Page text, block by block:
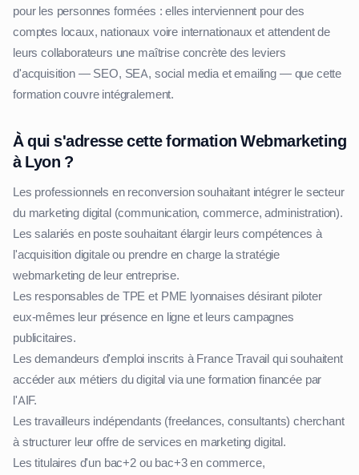
pour les personnes formées : elles interviennent pour des
comptes locaux, nationaux voire internationaux et attendent de
leurs collaborateurs une maîtrise concrète des leviers
d'acquisition — SEO, SEA, social media et emailing — que cette
formation couvre intégralement.
À qui s'adresse cette formation Webmarketing
à Lyon ?
Les professionnels en reconversion souhaitant intégrer le secteur
du marketing digital (communication, commerce, administration).
Les salariés en poste souhaitant élargir leurs compétences à
l'acquisition digitale ou prendre en charge la stratégie
webmarketing de leur entreprise.
Les responsables de TPE et PME lyonnaises désirant piloter
eux-mêmes leur présence en ligne et leurs campagnes
publicitaires.
Les demandeurs d'emploi inscrits à France Travail qui souhaitent
accéder aux métiers du digital via une formation financée par
l'AIF.
Les travailleurs indépendants (freelances, consultants) cherchant
à structurer leur offre de services en marketing digital.
Les titulaires d'un bac+2 ou bac+3 en commerce,